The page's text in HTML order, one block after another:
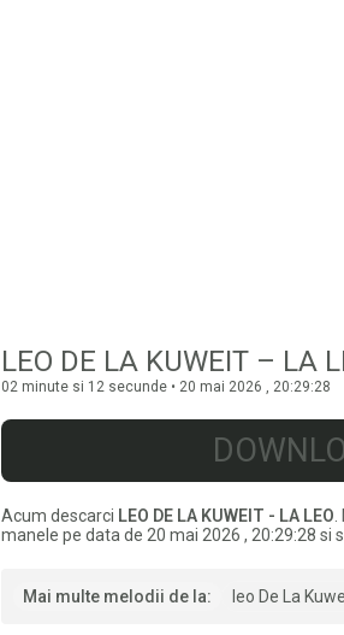
LEO DE LA KUWEIT – LA
02 minute si 12 secunde • 20 mai 2026 , 20:29:28
Acum descarci LEO DE LA KUWEIT - LA LEO
manele pe data de 20 mai 2026 , 20:29:28
Mai multe melodii de la: ​⁠leo De La